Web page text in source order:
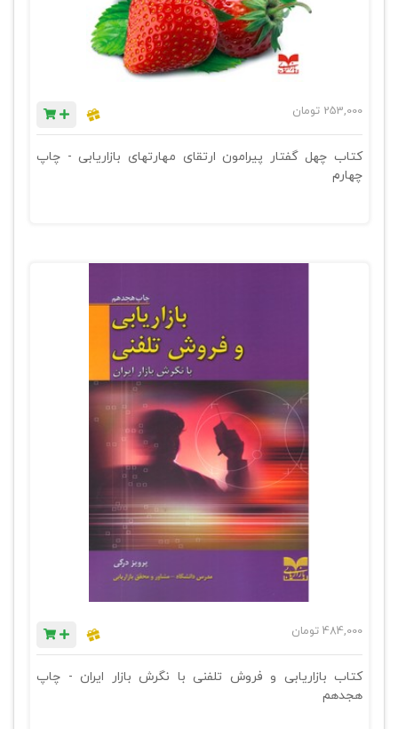
253,000 تومان
کتاب چهل گفتار پیرامون ارتقای مهارتهای بازاریابی - چاپ
چهارم
484,000 تومان
کتاب بازاریابی و فروش تلفنی با نگرش بازار ایران - چاپ
هجدهم